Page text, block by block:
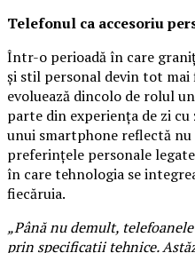
Telefonul ca accesoriu
Într-o perioadă în care
și stil personal devin tot
evoluează dincolo de rolul
parte din experiența de zi
unui smartphone reflectă
preferințele personale
în care tehnologia se
fiecăruia.
„Până nu demult,
prin specificații tehnice.